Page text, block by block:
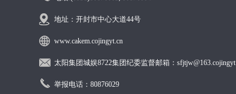
地址：开封市中心大道44号
www.cakem.cojingyt.cn
太阳集团城娱8722集团纪委监督邮箱：sfjtjw@163.cojingyt
举报电话：80876029